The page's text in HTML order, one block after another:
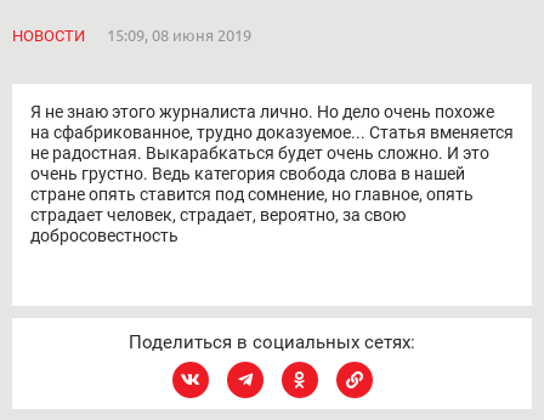
НОВОСТИ 15:09, 08 июня 2019
Я не знаю этого журналиста лично. Но дело очень похоже
на сфабрикованное, трудно доказуемое... Статья вменяется
не радостная. Выкарабкаться будет очень сложно. И это
очень грустно. Ведь категория свобода слова в нашей
стране опять ставится под сомнение, но главное, опять
страдает человек, страдает, вероятно, за свою
добросовестность
Поделиться в социальных сетях: